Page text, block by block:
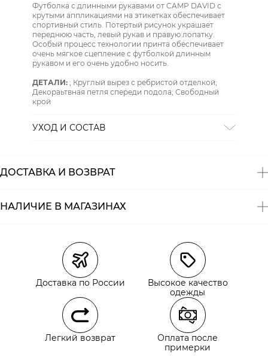
Футболка с длинными рукавами от CAMP DAVID с
крутыми аппликациями на этикетках обеспечивает
спортивный стиль. Потертый рисунок украшает
переднюю часть, левый рукав и правую лопатку.
Особый процесс технологии принта обеспечивает
очень мягкое сцепление с футболкой длинным
рукавом и его очень удобно носить.
ДЕТАЛИ: ; Круглый вырез с ребристой отделкой;
Декораьтвная петля спереди подола; Свободный
крой
УХОД И СОСТАВ
запрещена
Состав: 100% хлопок;
ДОСТАВКА И ВОЗВРАТ
Курьерская доставка СДЭК
Самовывоз из пункта выдачи СДЭК
Самовывоз из наших магазинов
Курьерская доставка СДЭК
Самовывоз из пункта выдачи СДЭК
НАЛИЧИЕ В МАГАЗИНАХ
Доставка по России
Высокое качество
одежды
Легкий возврат
Оплата после
примерки